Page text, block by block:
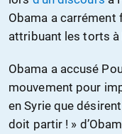
Obama a
attribuant les torts à
Obama a accusé
mouvement pour
en Syrie que
doit partir ! »